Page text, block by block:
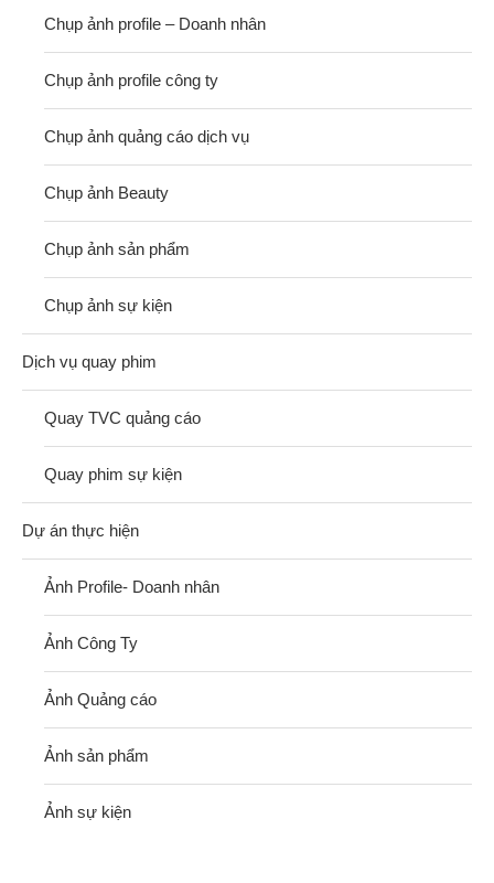
Chụp ảnh profile – Doanh nhân
Chụp ảnh profile công ty
Chụp ảnh quảng cáo dịch vụ
Chụp ảnh Beauty
Chụp ảnh sản phẩm
Chụp ảnh sự kiện
Dịch vụ quay phim
Quay TVC quảng cáo
Quay phim sự kiện
Dự án thực hiện
Ảnh Profile- Doanh nhân
Ảnh Công Ty
Ảnh Quảng cáo
Ảnh sản phẩm
Ảnh sự kiện